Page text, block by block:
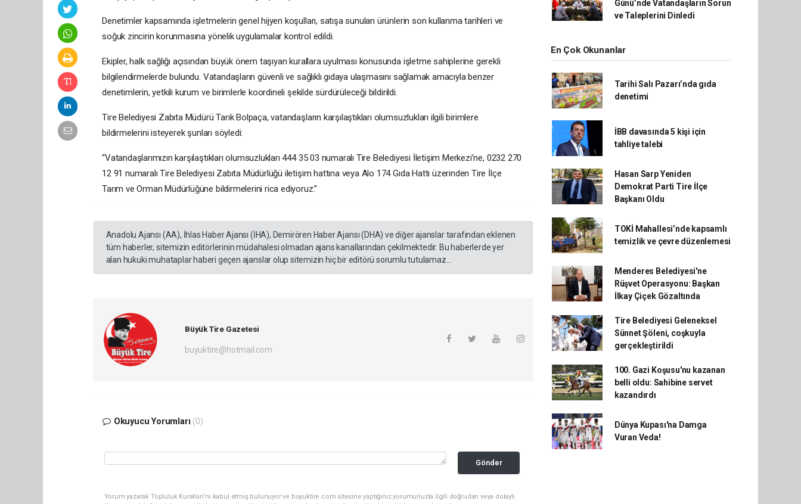
Denetimler kapsamında işletmelerin genel hijyen koşulları, satışa sunulan ürünlerin son kullanma tarihleri ve
soğuk zincirin korunmasına yönelik uygulamalar kontrol edildi.
Ekipler, halk sağlığı açısından büyük önem taşıyan kurallara uyulması konusunda işletme sahiplerine gerekli
bilgilendirmelerde bulundu. Vatandaşların güvenli ve sağlıklı gıdaya ulaşmasını sağlamak amacıyla benzer
denetimlerin, yetkili kurum ve birimlerle koordineli şekilde sürdürüleceği bildirildi.
Tire Belediyesi Zabıta Müdürü Tarık Bolpaça, vatandaşların karşılaştıkları olumsuzlukları ilgili birimlere
bildirmelerini isteyerek şunları söyledi:
“Vatandaşlarımızın karşılaştıkları olumsuzlukları 444 35 03 numaralı Tire Belediyesi İletişim Merkezi’ne, 0232 270
12 91 numaralı Tire Belediyesi Zabıta Müdürlüğü iletişim hattına veya Alo 174 Gıda Hattı üzerinden Tire İlçe
Tarım ve Orman Müdürlüğüne bildirmelerini rica ediyoruz.”
Anadolu Ajansı (AA), İhlas Haber Ajansı (İHA), Demirören Haber Ajansı (DHA) ve diğer ajanslar tarafından eklenen
tüm haberler, sitemizin editörlerinin müdahalesi olmadan ajans kanallarından çekilmektedir. Bu haberlerde yer
alan hukuki muhataplar haberi geçen ajanslar olup sitemizin hiç bir editörü sorumlu tutulamaz...
Büyük Tire Gazetesi
buyuktire@hotmail.com
Okuyucu Yorumları (0)
Gönder
Yorum yazarak Topluluk Kuralları’nı kabul etmiş bulunuyor ve buyuktire.com sitesine yaptığınız yorumunuzla ilgili doğrudan veya dolaylı
Günü’nde Vatandaşların Sorun
ve Taleplerini Dinledi
En Çok Okunanlar
Tarihi Salı Pazarı’nda gıda
denetimi
İBB davasında 5 kişi için
tahliye talebi
Hasan Sarp Yeniden
Demokrat Parti Tire İlçe
Başkanı Oldu
TOKİ Mahallesi’nde kapsamlı
temizlik ve çevre düzenlemesi
Menderes Belediyesi'ne
Rüşvet Operasyonu: Başkan
İlkay Çiçek Gözaltında
Tire Belediyesi Geleneksel
Sünnet Şöleni, coşkuyla
gerçekleştirildi
100. Gazi Koşusu'nu kazanan
belli oldu: Sahibine servet
kazandırdı
Dünya Kupası'na Damga
Vuran Veda!